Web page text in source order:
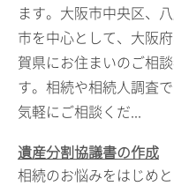
ます。大阪市中央区、
市を中心として、大阪
賀県にお住まいのご相
す。相続や相続人調査
気軽にご相談くだ...
遺産分割協議書の作成
相続のお悩みをはじめ